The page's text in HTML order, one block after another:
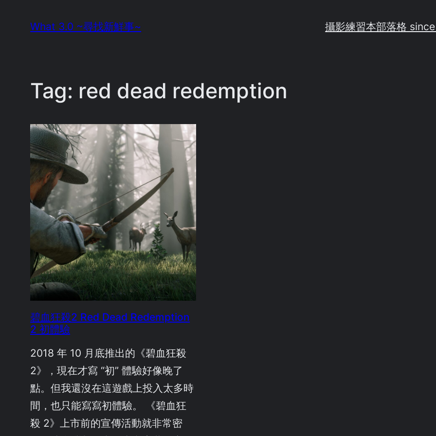
What 3.0 ~尋找新鮮事~ 攝影練習本部落格
Tag: red dead redemption
碧血狂殺2 Red Dead Redemption
2 初體驗
2018 年 10 月底推出的《碧血狂殺
2》，現在才寫 “初” 體驗好像晚了
點。但我還沒在這遊戲上投入太多時
間，也只能寫寫初體驗。 《碧血狂
殺 2》上市前的宣傳活動就非常密